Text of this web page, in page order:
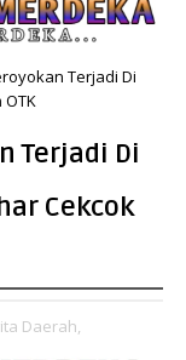
Terjadi Di
Terjadi Di
Cekcok
Daerah,